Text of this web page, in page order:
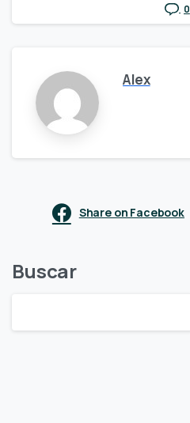
0
Alex
Share on Facebook
Buscar